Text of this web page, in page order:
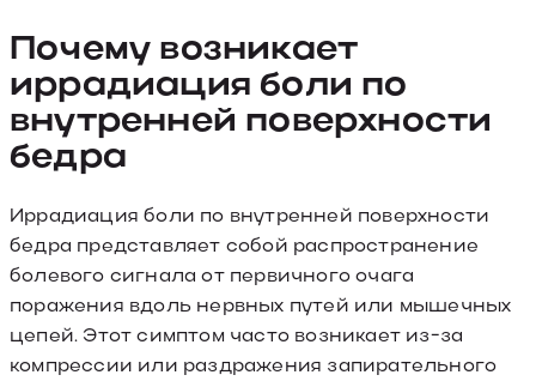
Почему возникает
иррадиация боли по
внутренней поверхности
бедра
Иррадиация боли по внутренней поверхности
бедра представляет собой распространение
болевого сигнала от первичного очага
поражения вдоль нервных путей или мышечных
цепей. Этот симптом часто возникает из-за
компрессии или раздражения запирательного